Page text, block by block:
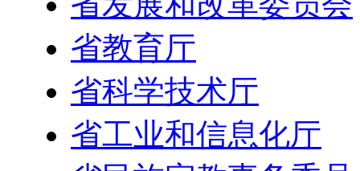
省教育厅
省科学技术厅
省工业和信息化厅